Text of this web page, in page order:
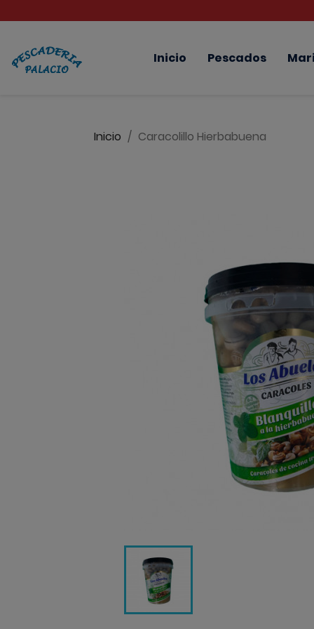
Inicio Pescados
Inicio Caracolillo Hierbabuena